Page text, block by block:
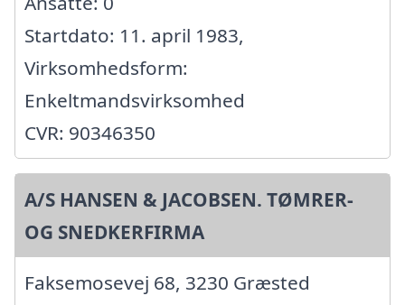
Startdato: 11. april 1983,
Virksomhedsform:
Enkeltmandsvirksomhed
CVR: 90346350
A/S HANSEN & JACOBSEN. TØMRER-
OG SNEDKERFIRMA
Faksemosevej 68, 3230 Græsted